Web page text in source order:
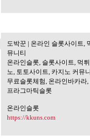
도박꾼 | 온라인 슬
검증, 카지노
도박꾼 | 온라인 슬롯사이트,
뮤니티
온라인슬롯, 슬롯사이트, 먹
노, 토토사이트, 카지노 커뮤
무료슬롯체험, 온라인바카라
프라그마틱슬롯
온라인슬롯
https://kkuns.com